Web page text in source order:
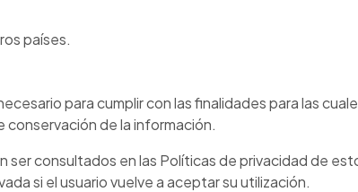
países.
para cumplir con las finalidades para las
conservación de la información.
consultados en las Políticas de privacidad de
si el usuario vuelve a aceptar su utilización.